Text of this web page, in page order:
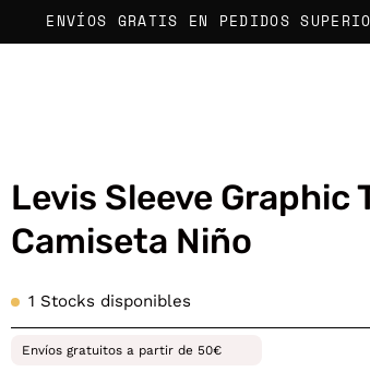
ENVÍOS GRATIS EN PEDIDOS
Levis Sleeve Graphic
Camiseta Niño
1 Stocks disponibles
Envíos gratuitos a partir de 50€